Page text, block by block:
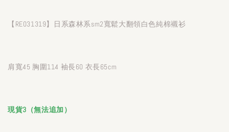
【RE031319】日系森林系sm2寬鬆大翻領白色純棉襯衫
肩寬45 胸圍114 袖長60 衣長65cm
現貨3（無法追加）